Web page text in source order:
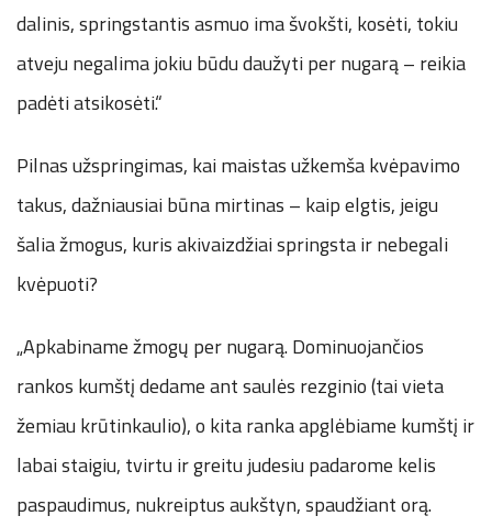
dalinis, springstantis asmuo ima švokšti, kosėti, tokiu
atveju negalima jokiu būdu daužyti per nugarą – reikia
padėti atsikosėti.“
Pilnas užspringimas, kai maistas užkemša kvėpavimo
takus, dažniausiai būna mirtinas – kaip elgtis, jeigu
šalia žmogus, kuris akivaizdžiai springsta ir nebegali
kvėpuoti?
„Apkabiname žmogų per nugarą. Dominuojančios
rankos kumštį dedame ant saulės rezginio (tai vieta
žemiau krūtinkaulio), o kita ranka apglėbiame kumštį ir
labai staigiu, tvirtu ir greitu judesiu padarome kelis
paspaudimus, nukreiptus aukštyn, spaudžiant orą.